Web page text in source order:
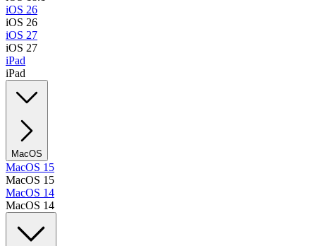
iOS 26
iOS 26
iOS 27
iOS 27
iPad
iPad
MacOS
MacOS 15
MacOS 15
MacOS 14
MacOS 14